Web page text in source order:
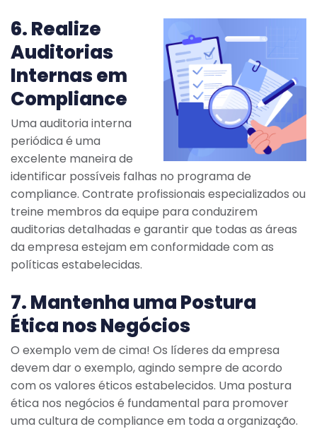
6. Realize
Auditorias
Internas em
Compliance
Uma auditoria interna
periódica é uma
excelente maneira de
identificar possíveis falhas no programa de
compliance. Contrate profissionais especializados ou
treine membros da equipe para conduzirem
auditorias detalhadas e garantir que todas as áreas
da empresa estejam em conformidade com as
políticas estabelecidas.
7. Mantenha uma Postura
Ética nos Negócios
O exemplo vem de cima! Os líderes da empresa
devem dar o exemplo, agindo sempre de acordo
com os valores éticos estabelecidos. Uma postura
ética nos negócios é fundamental para promover
uma cultura de compliance em toda a organização.